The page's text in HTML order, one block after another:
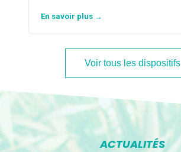
En savoir plus →
Voir tous les dispositifs
ACTUALITÉS